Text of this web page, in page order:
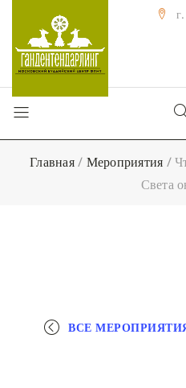
Главная/ Мероприятия /
Света
ВСЕ